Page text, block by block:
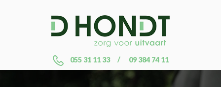
055 31 11 33 09 384 74 11